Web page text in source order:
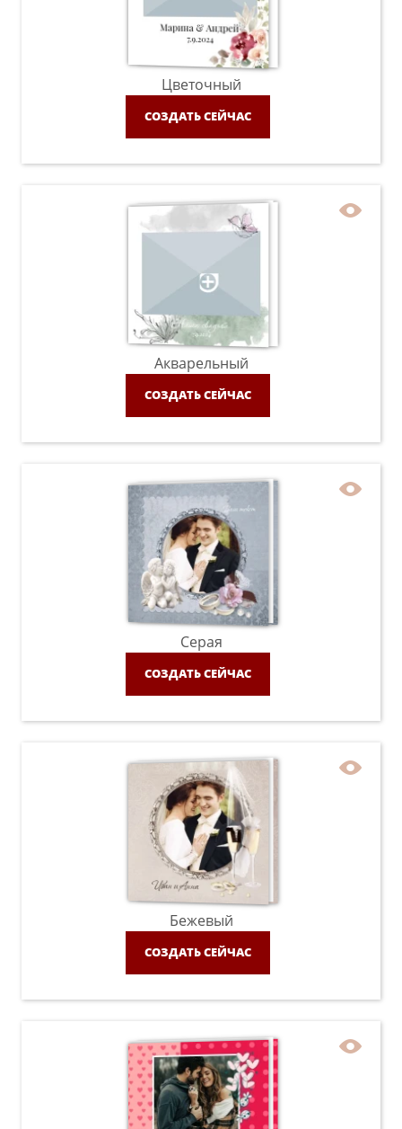
Цветочный
СОЗДАТЬ СЕЙЧАС
Акварельный
СОЗДАТЬ СЕЙЧАС
Серая
СОЗДАТЬ СЕЙЧАС
Бежевый
СОЗДАТЬ СЕЙЧАС